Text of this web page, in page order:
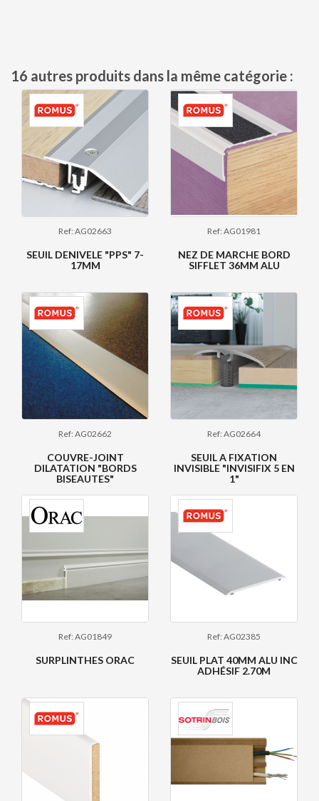
16 autres produits dans la même catégorie :
Ref: AG02663
SEUIL DENIVELE "PPS" 7-
17MM
Ref: AG01981
NEZ DE MARCHE BORD
SIFFLET 36MM ALU
Ref: AG02662
COUVRE-JOINT
DILATATION "BORDS
BISEAUTES"
Ref: AG02664
SEUIL A FIXATION
INVISIBLE "INVISIFIX 5 EN
1"
Ref: AG01849
SURPLINTHES ORAC
Ref: AG02385
SEUIL PLAT 40MM ALU INC
ADHÉSIF 2.70M